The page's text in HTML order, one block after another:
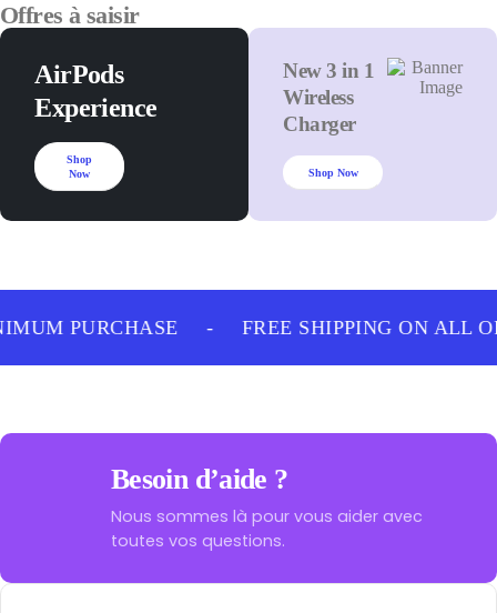
Offres à saisir
AirPods
Experience
Shop
Now
New 3 in 1
Wireless
Charger
Shop Now
PURCHASE - FREE SHIPPING ON ALL
Besoin d’aide ?
Nous sommes là pour vous aider avec
toutes vos questions.